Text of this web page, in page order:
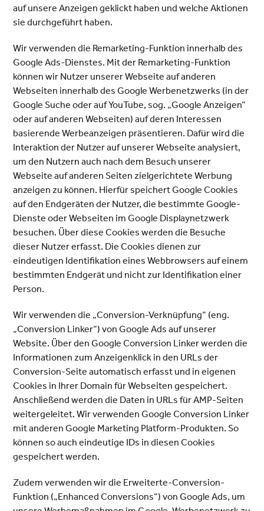
auf unsere Anzeigen geklickt haben und welche Aktionen
sie durchgeführt haben.
Wir verwenden die Remarketing-Funktion innerhalb des
Google Ads-Dienstes. Mit der Remarketing-Funktion
können wir Nutzer unserer Webseite auf anderen
Webseiten innerhalb des Google Werbenetzwerks (in der
Google Suche oder auf YouTube, sog. „Google Anzeigen“
oder auf anderen Webseiten) auf deren Interessen
basierende Werbeanzeigen präsentieren. Dafür wird die
Interaktion der Nutzer auf unserer Webseite analysiert,
um den Nutzern auch nach dem Besuch unserer
Webseite auf anderen Seiten zielgerichtete Werbung
anzeigen zu können. Hierfür speichert Google Cookies
auf den Endgeräten der Nutzer, die bestimmte Google-
Dienste oder Webseiten im Google Displaynetzwerk
besuchen. Über diese Cookies werden die Besuche
dieser Nutzer erfasst. Die Cookies dienen zur
eindeutigen Identifikation eines Webbrowsers auf einem
bestimmten Endgerät und nicht zur Identifikation einer
Person.
Wir verwenden die „Conversion-Verknüpfung“ (eng.
„Conversion Linker“) von Google Ads auf unserer
Website. Über den Google Conversion Linker werden die
Informationen zum Anzeigenklick in den URLs der
Conversion-Seite automatisch erfasst und in eigenen
Cookies in Ihrer Domain für Webseiten gespeichert.
Anschließend werden die Daten in URLs für AMP-Seiten
weitergeleitet. Wir verwenden Google Conversion Linker
mit anderen Google Marketing Platform-Produkten. So
können so auch eindeutige IDs in diesen Cookies
gespeichert werden.
Zudem verwenden wir die Erweiterte-Conversion-
Funktion („Enhanced Conversions“) von Google Ads, um